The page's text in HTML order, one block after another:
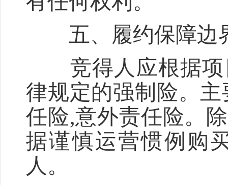
五、履约保障边
竞得人应根据项
律规定的强制险。
任险,意外责任险。
据谨慎运营惯例购
人。